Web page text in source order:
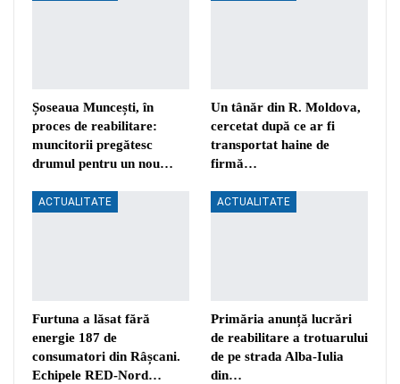
Șoseaua Muncești, în
proces de reabilitare:
muncitorii pregătesc
drumul pentru un nou…
Un tânăr din R. Moldova,
cercetat după ce ar fi
transportat haine de
firmă…
ACTUALITATE
Furtuna a lăsat fără
energie 187 de
consumatori din Râșcani.
Echipele RED-Nord…
ACTUALITATE
Primăria anunță lucrări
de reabilitare a trotuarului
de pe strada Alba-Iulia
din…